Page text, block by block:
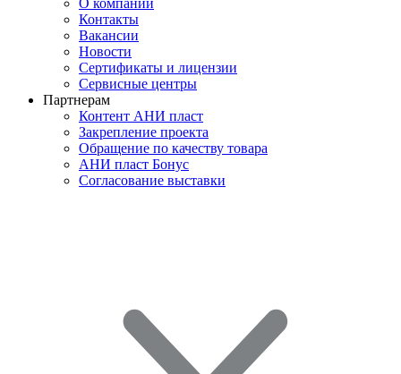
О компании
Контакты
Вакансии
Новости
Сертификаты и лицензии
Сервисные центры
Партнерам
Контент АНИ пласт
Закрепление проекта
Обращение по качеству товара
АНИ пласт Бонус
Согласование выставки